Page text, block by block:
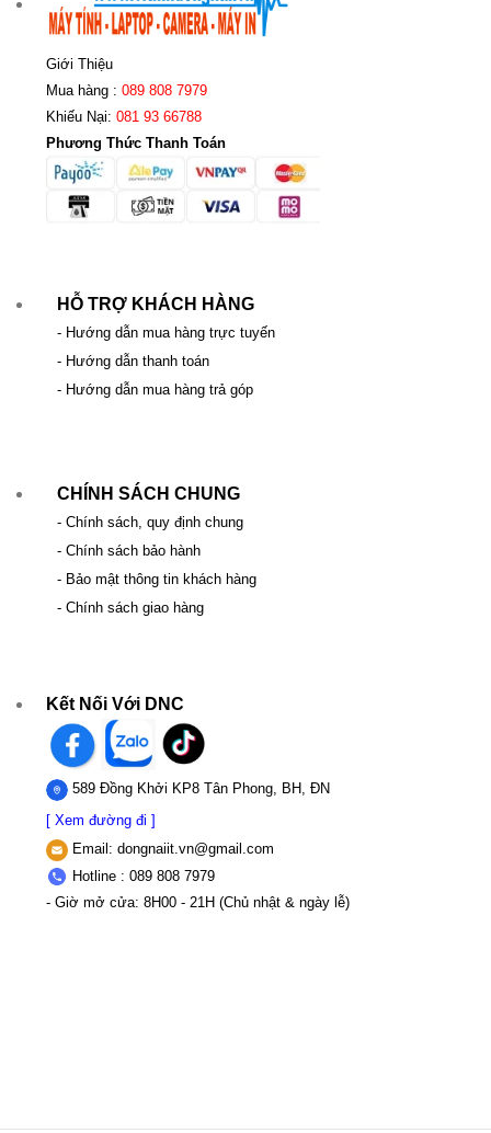
Giới Thiệu
Mua hàng : 089 808 7979
Khiếu Nại: 081 93 66788
Phương Thức Thanh Toán
HỖ TRỢ KHÁCH HÀNG
- Hướng dẫn mua hàng trực tuyến
- Hướng dẫn thanh toán
- Hướng dẫn mua hàng trả góp
CHÍNH SÁCH CHUNG
- Chính sách, quy định chung
- Chính sách bảo hành
- Bảo mật thông tin khách hàng
- Chính sách giao hàng
Kết Nối Với DNC
589 Đồng Khởi KP8 Tân Phong, BH, ĐN
[ Xem đường đi ]
Email: dongnaiit.vn@gmail.com
Hotline : 089 808 7979
- Giờ mở cửa: 8H00 - 21H (Chủ nhật & ngày lễ)